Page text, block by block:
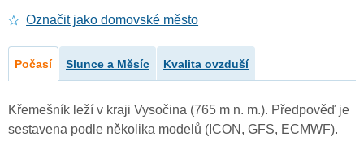
Označit jako domovské město
Počasí Slunce a Měsíc Kvalita ovzduší
Křemešník leží v kraji Vysočina (765 m n. m.). Předpověď je
sestavena podle několika modelů (ICON, GFS, ECMWF).